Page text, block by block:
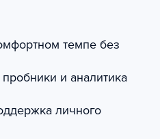
темпе без
и аналитика
личного